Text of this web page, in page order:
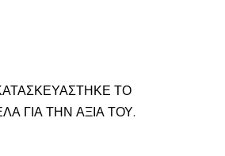
ΤΟ
ΓΙΑ ΤΗΝ ΑΞΙΑ ΤΟΥ.